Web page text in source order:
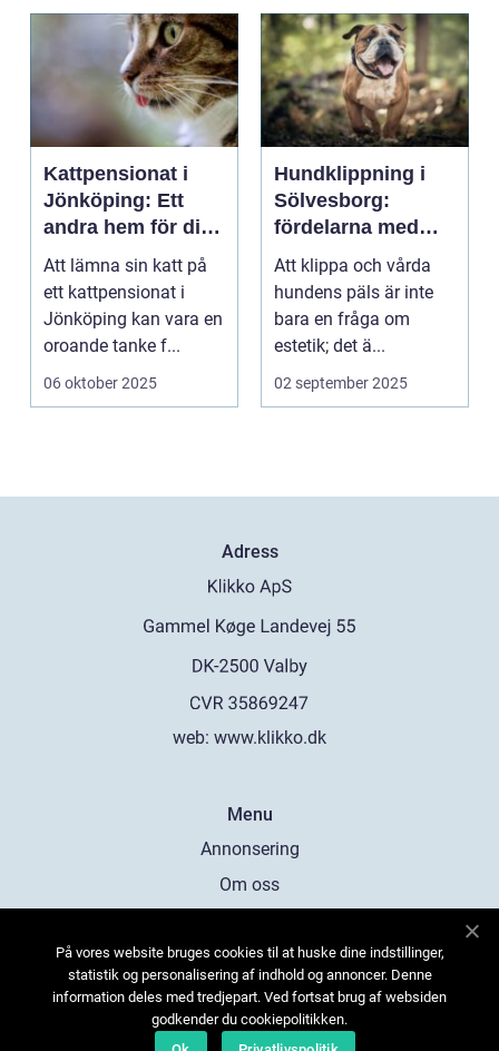
Kattpensionat i
Jönköping: Ett
andra hem för din
katt
Att lämna sin katt på
ett kattpensionat i
Jönköping kan vara en
oroande tanke f...
06 oktober 2025
Hundklippning i
Sölvesborg:
fördelarna med
professionell
pälsvård
Att klippa och vårda
hundens päls är inte
bara en fråga om
estetik; det ä...
02 september 2025
Adress
web: www.klikko.dk
Menu
Annonsering
Om oss
Kontakta oss
Sitemap
På vores website bruges cookies til at huske dine indstillinger,
statistik og personalisering af indhold og annoncer. Denne
information deles med tredjepart. Ved fortsat brug af websiden
godkender du cookiepolitikken.